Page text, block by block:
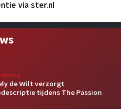
via ster.nl
de Wilt verzorgt
tijdens The Passion